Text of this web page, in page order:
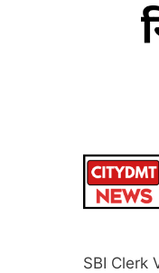
SBI Clerk